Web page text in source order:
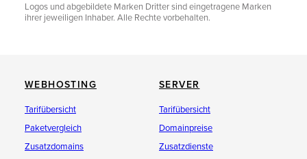
Logos und abgebildete Marken Dritter sind eingetragene Marken
ihrer jeweiligen Inhaber. Alle Rechte vorbehalten.
WEBHOSTING
Tarifübersicht
Paketvergleich
Zusatzdomains
SERVER
Tarifübersicht
Domainpreise
Zusatzdienste